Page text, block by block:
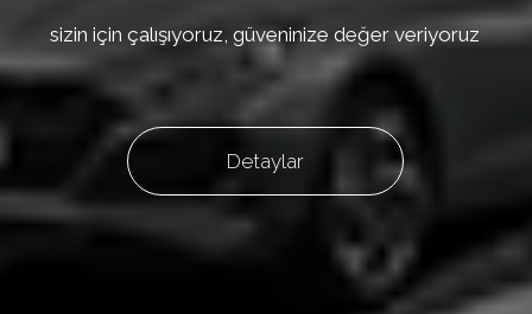
sizin için çalışıyoruz, güveninize değer veriyoruz
Detaylar